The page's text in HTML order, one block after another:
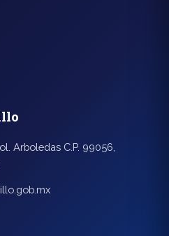
Arboledas C.P. 99056,